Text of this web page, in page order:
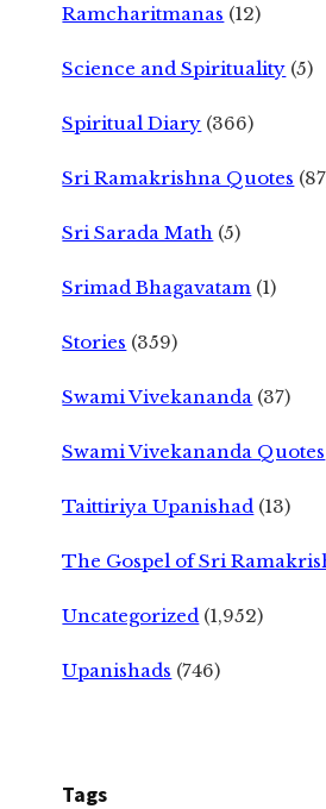
Ramcharitmanas (12)
Science and Spirituality (5)
Spiritual Diary (366)
Sri Ramakrishna Quotes
Sri Sarada Math (5)
Srimad Bhagavatam (1)
Stories (359)
Swami Vivekananda (37)
Swami Vivekananda Quotes
Taittiriya Upanishad (13)
The Gospel of Sri
Uncategorized (1,952)
Upanishads (746)
Tags